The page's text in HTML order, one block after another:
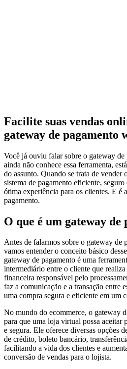
Facilite suas vendas
gateway de pagamento
Você já ouviu falar sobre o gateway
ainda não conhece essa ferramenta,
do assunto. Quando se trata de vender
sistema de pagamento eficiente,
ótima experiência para os clientes. E é
pagamento.
O que é um gateway de
Antes de falarmos sobre o gateway de
vamos entender o conceito básico
gateway de pagamento é uma
intermediário entre o cliente que
financeira responsável pelo
faz a comunicação e a transação entre
uma compra segura e eficiente em um
No mundo do ecommerce, o gateway
para que uma loja virtual possa aceitar
e segura. Ele oferece diversas opções
de crédito, boleto bancário,
facilitando a vida dos clientes e
conversão de vendas para o lojista.